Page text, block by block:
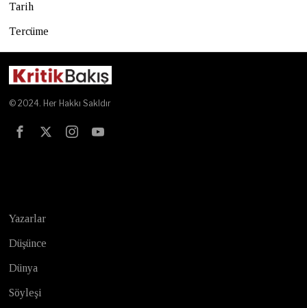
Tarih
Tercüme
© 2024. Her Hakkı Sakldır
Yazarlar
Düşünce
Dünya
Söyleşi